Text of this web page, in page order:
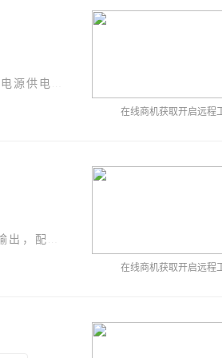
在线商机获取开启远程
在线商机获取开启远程